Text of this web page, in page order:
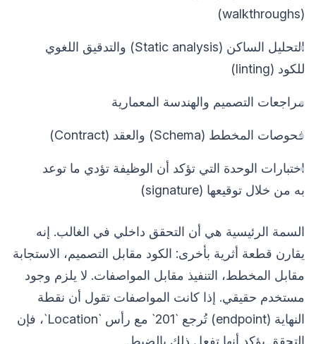
(walkthroughs)
التحليل الساكن (Static analysis) والتدقيق اللغوي
للكود (linting)
مراجعات التصميم والهندسة المعمارية
فحوصات المخطط (Schema) والعقد (Contract)
اختبارات الوحدة التي تؤكد أن الوظيفة تؤدي ما توعد
به من خلال توقيعها (signature)
السمة الرئيسية هي أن التحقق داخلي في الغالب. إنه
يقارن قطعة أثرية بأخرى: الكود مقابل التصميم، الاستجابة
مقابل المخطط، التنفيذ مقابل المواصفات. لا يلزم وجود
مستخدم حقيقي. إذا كانت المواصفات تقول أن نقطة
النهاية (endpoint) تُرجع `201` مع رأس `Location`، فإن
التحقق يؤكد أنها تفعل ذلك بالضبط.